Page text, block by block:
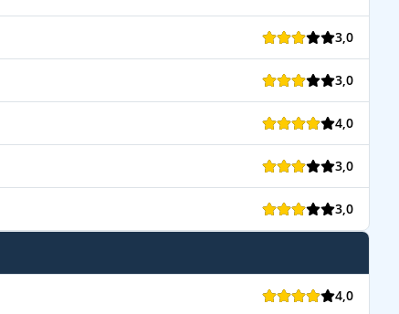
3,0
3,0
4,0
3,0
3,0
4,0